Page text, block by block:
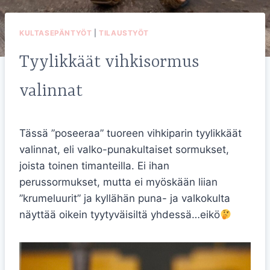
KULTASEPÄNTYÖT |TILAUSTYÖT
Tyylikkäät vihkisormus
valinnat
Tässä ”poseeraa” tuoreen vihkiparin tyylikkäät
valinnat, eli valko-punakultaiset sormukset,
joista toinen timanteilla. Ei ihan
perussormukset, mutta ei myöskään liian
”krumeluurit” ja kyllähän puna- ja valkokulta
näyttää oikein tyytyväisiltä yhdessä…eikö